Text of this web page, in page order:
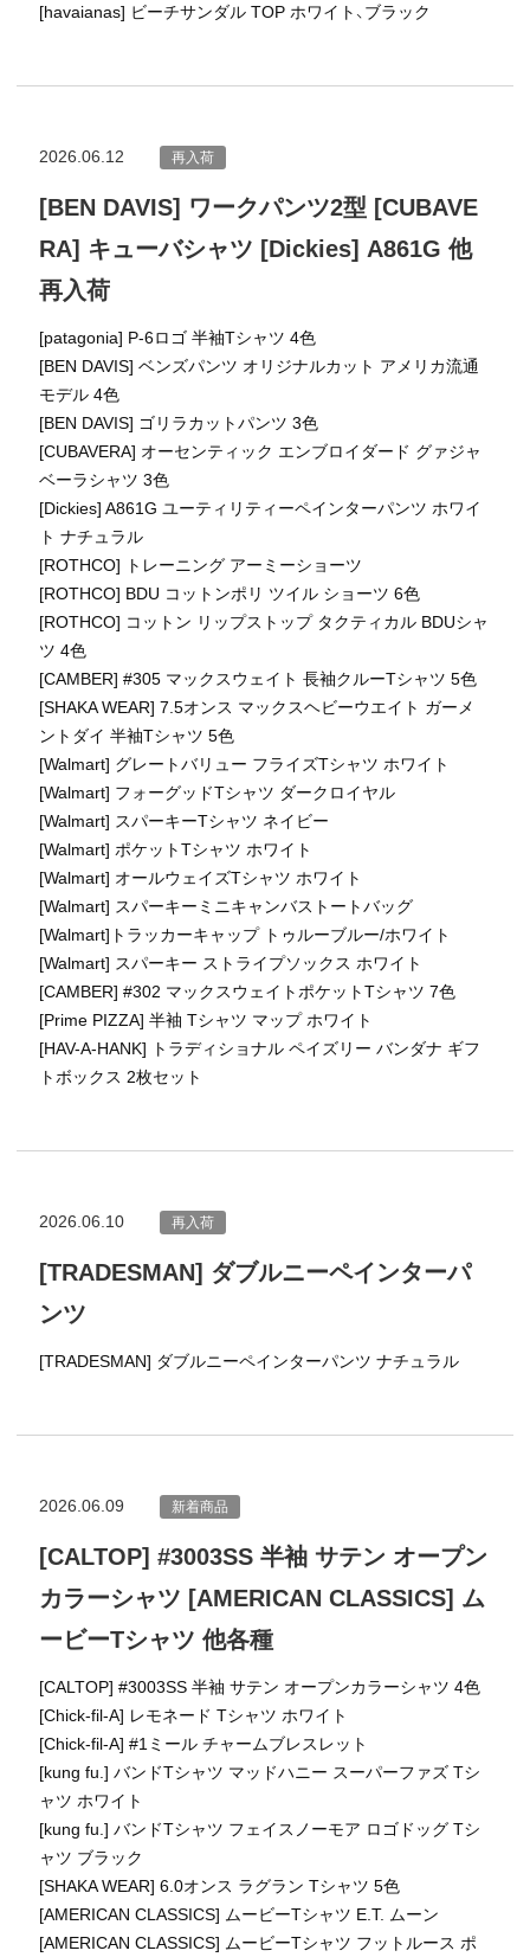
[havaianas] ビーチサンダル TOP ホワイト、ブラック
2026.06.12 再入荷
[BEN DAVIS] ワークパンツ2型 [CUBAVE
RA] キューバシャツ [Dickies] A861G 他
再入荷
[patagonia] P-6ロゴ 半袖Tシャツ 4色
[BEN DAVIS] ベンズパンツ オリジナルカット アメリカ流通
モデル 4色
[BEN DAVIS] ゴリラカットパンツ 3色
[CUBAVERA] オーセンティック エンブロイダード グァジャ
ベーラシャツ 3色
[Dickies] A861G ユーティリティーペインターパンツ ホワイ
ト ナチュラル
[ROTHCO] トレーニング アーミーショーツ
[ROTHCO] BDU コットンポリ ツイル ショーツ 6色
[ROTHCO] コットン リップストップ タクティカル BDUシャ
ツ 4色
[CAMBER] #305 マックスウェイト 長袖クルーTシャツ 5色
[SHAKA WEAR] 7.5オンス マックスヘビーウエイト ガーメ
ントダイ 半袖Tシャツ 5色
[Walmart] グレートバリュー フライズTシャツ ホワイト
[Walmart] フォーグッドTシャツ ダークロイヤル
[Walmart] スパーキーTシャツ ネイビー
[Walmart] ポケットTシャツ ホワイト
[Walmart] オールウェイズTシャツ ホワイト
[Walmart] スパーキーミニキャンバストートバッグ
[Walmart]トラッカーキャップ トゥルーブルー/ホワイト
[Walmart] スパーキー ストライプソックス ホワイト
[CAMBER] #302 マックスウェイトポケットTシャツ 7色
[Prime PIZZA] 半袖 Tシャツ マップ ホワイト
[HAV-A-HANK] トラディショナル ペイズリー バンダナ ギフ
トボックス 2枚セット
2026.06.10 再入荷
[TRADESMAN] ダブルニーペインターパ
ンツ
[TRADESMAN] ダブルニーペインターパンツ ナチュラル
2026.06.09 新着商品
[CALTOP] #3003SS 半袖 サテン オープン
カラーシャツ [AMERICAN CLASSICS] ム
ービーTシャツ 他各種
[CALTOP] #3003SS 半袖 サテン オープンカラーシャツ 4色
[Chick-fil-A] レモネード Tシャツ ホワイト
[Chick-fil-A] #1ミール チャームブレスレット
[kung fu.] バンドTシャツ マッドハニー スーパーファズ Tシ
ャツ ホワイト
[kung fu.] バンドTシャツ フェイスノーモア ロゴドッグ Tシ
ャツ ブラック
[SHAKA WEAR] 6.0オンス ラグラン Tシャツ 5色
[AMERICAN CLASSICS] ムービーTシャツ E.T. ムーン
[AMERICAN CLASSICS] ムービーTシャツ フットルース ポ